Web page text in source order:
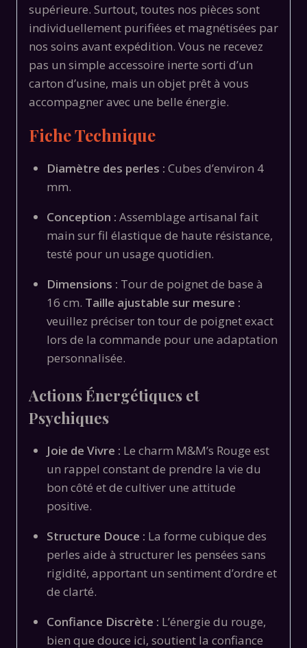
supérieure. Surtout, toutes nos pièces sont
individuellement purifiées et magnétisées par
nos soins avant expédition. Vous ne recevez
pas un simple accessoire inerte sorti d’un
carton d’usine, mais un objet prêt à vous
accompagner avec une belle énergie.
Fiche Technique
Diamètre des perles : Cubes d’environ 4
mm.
Conception : Assemblage artisanal fait
main sur fil élastique de haute résistance,
testé pour un usage quotidien.
Dimensions : Tour de poignet de base à
16 cm. Taille ajustable sur mesure :
veuillez préciser ton tour de poignet exact
lors de la commande pour une adaptation
personnalisée.
Actions Énergétiques et
Psychiques
Joie de Vivre : Le charm M&M’s Rouge est
un rappel constant de prendre la vie du
bon côté et de cultiver une attitude
positive.
Structure Douce : La forme cubique des
perles aide à structurer les pensées sans
rigidité, apportant un sentiment d’ordre et
de clarté.
Confiance Discrète : L’énergie du rouge,
bien que douce ici, soutient la confiance